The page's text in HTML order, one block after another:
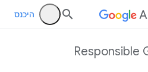
היכנס
Responsible